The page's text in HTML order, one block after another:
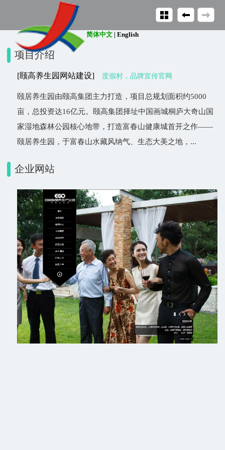
项目介绍
[颐高养生园网站建设] 度假村，品牌宣传官网
颐居养生园由颐高集团主力打造，项目总规划面积约5000
亩，总投资达16亿元。颐高集团择址中国画城桐庐大奇山国
家湿地森林公园核心地带，打造富春山健康城首开之作——
颐居养生园，于富春山水藏风纳气、生态大美之地，...
企业网站
简体中文 | English